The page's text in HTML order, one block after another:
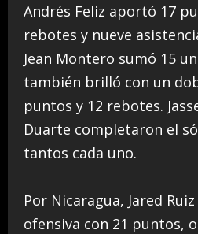
Andrés Feliz aportó 17
rebotes y nueve
Jean Montero sumó 15
también brilló con un
puntos y 12 rebotes.
Duarte completaron el
tantos cada uno.
Por Nicaragua, Jared
ofensiva con 21 puntos,